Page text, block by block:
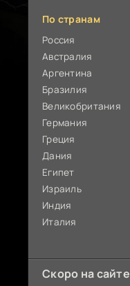
По странам
Россия
Австралия
Аргентина
Бразилия
Великобритания
Германия
Греция
Дания
Египет
Израиль
Индия
Италия
Скоро на сайте